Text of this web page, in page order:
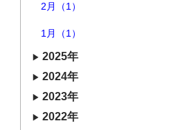
2月（1）
1月（1）
2025年
2024年
2023年
2022年